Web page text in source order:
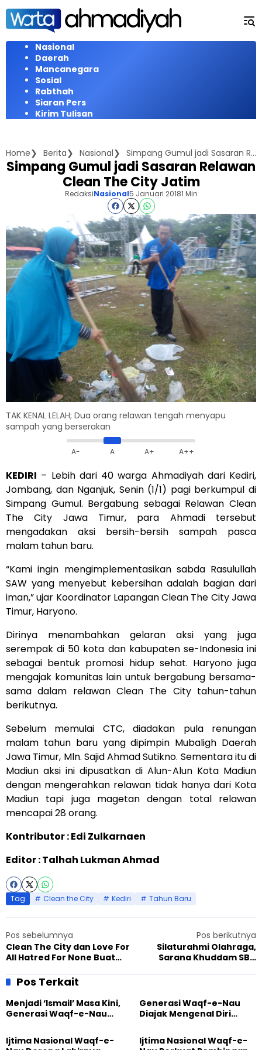
Langsung
konten
Nasional
Daerah
Mancanegara
Sosial
Rabthah
Siaran Pers
Kirim Tulisan
Home Berita Nasional Simpang Gumul jadi Sasaran Relawan Clean The City Jatim
Simpang Gumul jadi Sasaran Relawan
Clean The City Jatim
RedaksiNasional5 Januari 20181 Min
TAK KENAL LELAH; Dua orang relawan tengah menyapu
sampah yang berserakan
A- A A+ A++
KEDIRI – Lebih dari 40 warga Ahmadiyah dari Kediri,
Jombang, dan Nganjuk, Senin (1/1) pagi berkumpul di
Simpang Gumul. Bergabung sebagai Relawan Clean
The City Jawa Timur, para Ahmadi tersebut
mengadakan aksi bersih-bersih sampah pasca
malam tahun baru.
“Kami ingin mengimplementasikan sabda Rasulullah
SAW yang menyebut kebersihan adalah bagian dari
iman,” ujar Koordinator Lapangan Clean The City Jawa
Timur, Haryono.
Dirinya menambahkan gelaran aksi yang juga
serempak di 50 kota dan kabupaten se-Indonesia ini
sebagai bentuk promosi hidup sehat. Haryono juga
mengajak komunitas lain untuk bergabung bersama-
sama dalam relawan Clean The City tahun-tahun
berikutnya.
Sebelum memulai CTC, diadakan pula renungan
malam tahun baru yang dipimpin Mubaligh Daerah
Jawa Timur, Mln. Sajid Ahmad Sutikno. Sementara itu di
Madiun aksi ini dipusatkan di Alun-Alun Kota Madiun
dengan mengerahkan relawan tidak hanya dari Kota
Madiun tapi juga magetan dengan total relawan
mencapai 28 orang.
Kontributor : Edi Zulkarnaen
Editor : Talhah Lukman Ahmad
Tag Clean the City Kediri Tahun Baru
Pos sebelumnya
Clean The City dan Love For
All Hatred For None Buat
Pos berikutnya
Silaturahmi Olahraga,
Sarana Khuddam SBC
Pos Terkait
Menjadi ‘Ismail’ Masa Kini,
Generasi Waqf-e-Nau
Pengabdian
Generasi Waqf-e-Nau
Diajak Mengenal Diri
Dunia
Ijtima Nasional Waqf-e-
Ijtima Nasional Waqf-e-